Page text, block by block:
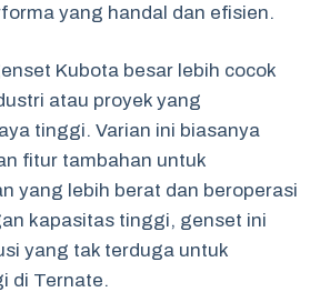
yang handal dan efisien.
Kubota besar lebih cocok
atau proyek yang
tinggi. Varian ini biasanya
fitur tambahan untuk
yang lebih berat dan beroperasi
kapasitas tinggi, genset ini
yang tak terduga untuk
di Ternate.